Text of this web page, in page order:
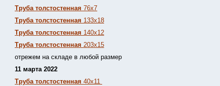
Труба толстостенная 76х7
Труба толстостенная 133х18
Труба толстостенная 140х12
Труба толстостенная 203х15
отрежем на складе в любой размер
11 марта 2022
Труба толстостенная 40х11